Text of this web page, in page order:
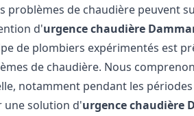
problèmes de chaudière peuvent
d'urgence chaudière
de plombiers expérimentés est
de chaudière. Nous
notamment pendant les
une solution d'urgence chaudière